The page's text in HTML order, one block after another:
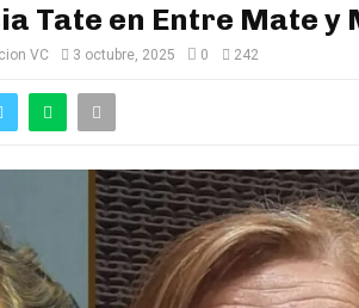
Tate en Entre Mate y
VC 3 octubre, 2025 0 242